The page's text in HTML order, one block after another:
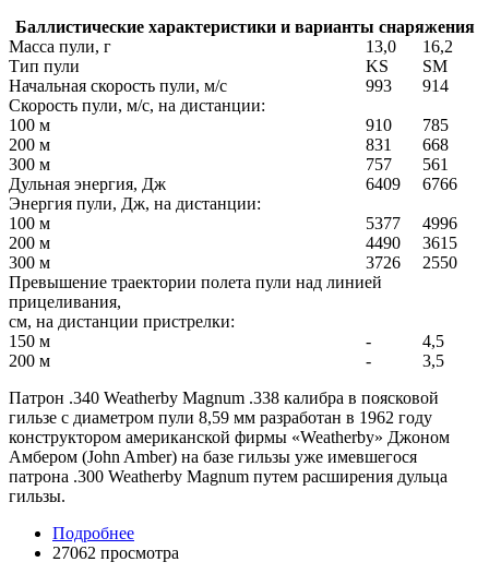
Баллистические характеристики и варианты снаряжения
Масса пули, г
13,0
16,2
Тип пули
KS
SM
Начальная скорость пули, м/с
993
914
Скорость пули, м/с, на дистанции:
100 м
910
785
200 м
831
668
300 м
757
561
Дульная энергия, Дж
6409
6766
Энергия пули, Дж, на дистанции:
100 м
5377
4996
200 м
4490
3615
300 м
3726
2550
Превышение траектории полета пули над линией
прицеливания,
см, на дистанции пристрелки:
150 м
-
4,5
200 м
-
3,5
Патрон .340 Weatherby Magnum .338 калибра в поясковой
гильзе с диаметром пули 8,59 мм разработан в 1962 году
конструктором американской фирмы «Weatherby» Джоном
Амбером (John Amber) на базе гильзы уже имевшегося
патрона .300 Weatherby Magnum путем расширения дульца
гильзы.
Подробнее
27062 просмотра